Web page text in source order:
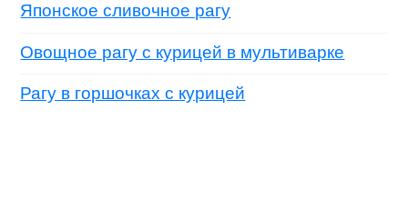
Японское сливочное рагу
Овощное рагу с курицей в мультиварке
Рагу в горшочках с курицей